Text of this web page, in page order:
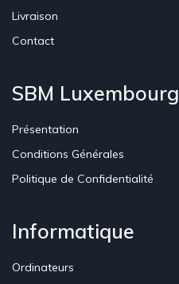
Livraison
Contact
SBM Luxembourg
Présentation
Conditions Générales
Politique de Confidentialité
Informatique
Ordinateurs